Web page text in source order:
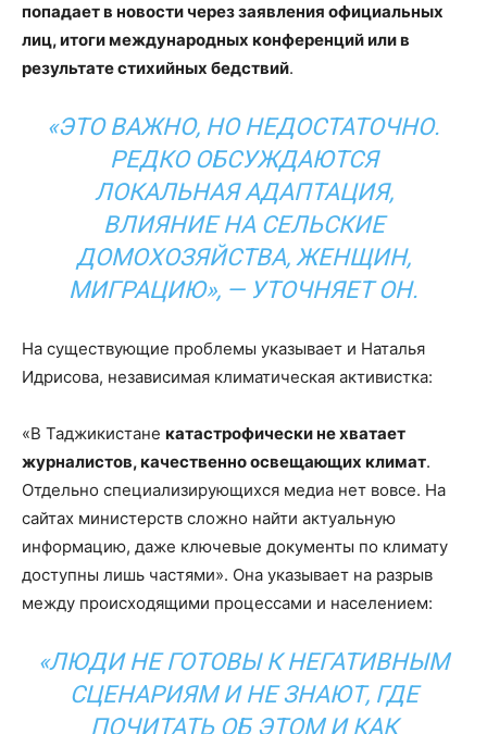
попадает в новости через заявления официальных
лиц, итоги международных конференций или в
результате стихийных бедствий.
«ЭТО ВАЖНО, НО НЕДОСТАТОЧНО.
РЕДКО ОБСУЖДАЮТСЯ
ЛОКАЛЬНАЯ АДАПТАЦИЯ,
ВЛИЯНИЕ НА СЕЛЬСКИЕ
ДОМОХОЗЯЙСТВА, ЖЕНЩИН,
МИГРАЦИЮ», — УТОЧНЯЕТ ОН.
На существующие проблемы указывает и Наталья
Идрисова, независимая климатическая активистка:
«В Таджикистане катастрофически не хватает
журналистов, качественно освещающих климат.
Отдельно специализирующихся медиа нет вовсе. На
сайтах министерств сложно найти актуальную
информацию, даже ключевые документы по климату
доступны лишь частями». Она указывает на разрыв
между происходящими процессами и населением:
«ЛЮДИ НЕ ГОТОВЫ К НЕГАТИВНЫМ
СЦЕНАРИЯМ И НЕ ЗНАЮТ, ГДЕ
ПОЧИТАТЬ ОБ ЭТОМ И КАК